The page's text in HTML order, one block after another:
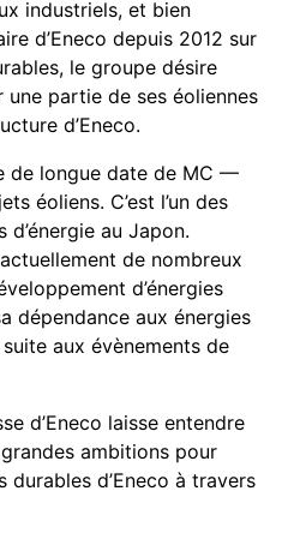
industriels, et bien
d’Eneco depuis 2012 sur
le groupe désire
partie de ses éoliennes
d’Eneco.
de longue date de MC —
éoliens. C’est l’un des
au Japon.
de nombreux
d’énergies
dépendance aux énergies
aux évènements de
d’Eneco laisse entendre
ambitions pour
d’Eneco à travers